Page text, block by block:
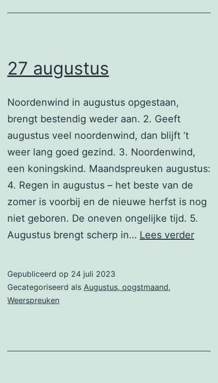
27 augustus
Noordenwind in augustus opgestaan,
brengt bestendig weder aan. 2. Geeft
augustus veel noordenwind, dan blijft ’t
weer lang goed gezind. 3. Noordenwind,
een koningskind. Maandspreuken augustus:
4. Regen in augustus – het beste van de
zomer is voorbij en de nieuwe herfst is nog
niet geboren. De oneven ongelijke tijd. 5.
Augustus brengt scherp in… Lees verder27
Gepubliceerd op 24 juli 2023
Gecategoriseerd als Augustus, oogstmaand,
Weerspreuken